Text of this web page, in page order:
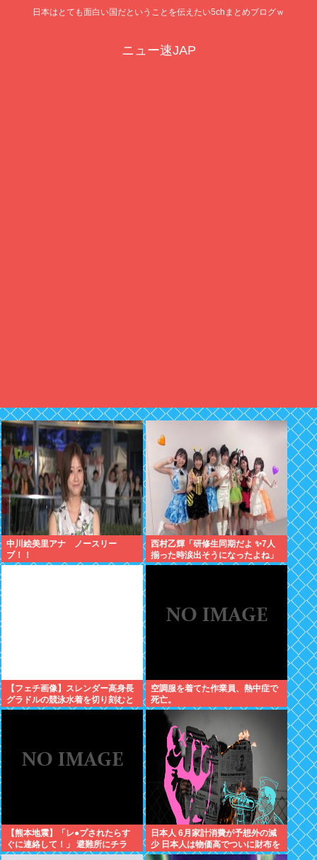
日本はとても面白い国だということを伝えたい5chまとめブログｗ
ニュー速JAP
中川絵美里アナ ノースリー
ブ！！
西村乙輝「研修生同期だよ ✨7人
揃った時涙出そうになったよね」
【フェチ画像】スレンダー高身長
グラドルの競泳水着を切り刻むと
ヌルヌル 大開脚×マッサージ
空調服を着てた作業員、熱中症で
死亡。
【熊本地震】「レ●プされたらす
ぐに連絡して！」 避難所にチラ
シ。 無料で緊急避妊薬を届けるシ
日本人 6月家計消費が予想外の減
少 日本人は物価高でついに財布を
閉じる、金を使わなくなる 使える